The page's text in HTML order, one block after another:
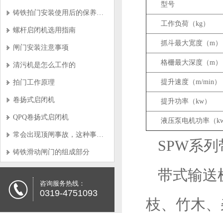
铸铁拍门安装使用后的保养要求
螺杆启闭机选用指南
闸门安装注意事项
清污机是怎么工作的
拍门工作原理
卷扬式启闭机
QPQ卷扬式启闭机
常会出现顶闸事故，这种事故产生的原因是怎样的呢?
铸铁滑动闸门的组成部分
咨询服务热线：
0319-4751093
型号
工作负荷（kg）
抓斗最大宽度（m）
格栅最大深度（m）
提升速度（m/min）
提升功率（kw）
液压泵电机功率（
SPW系
带式输送
枝、竹木